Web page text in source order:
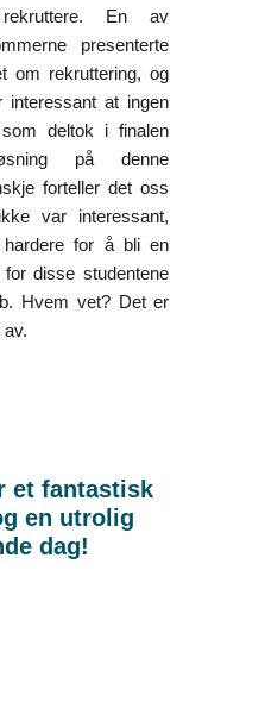
En av
presenterte
om rekruttering, og
at ingen
deltok i finalen
på denne
forteller det oss
var interessant,
for å bli en
disse studentene
Hvem vet? Det er
et fantastisk
en utrolig
dag!